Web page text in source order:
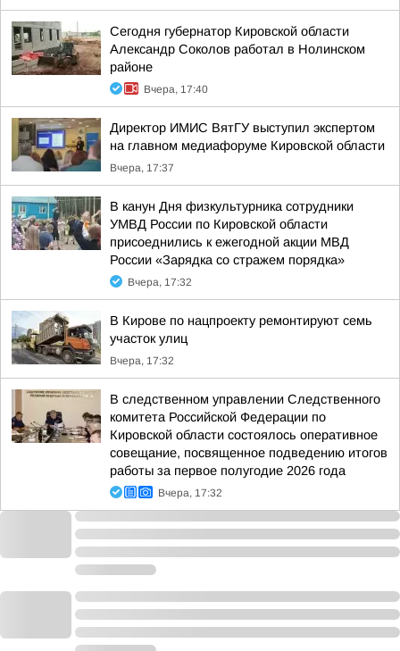
Сегодня губернатор Кировской области
Александр Соколов работал в Нолинском
районе
Вчера, 17:40
Директор ИМИС ВятГУ выступил экспертом
на главном медиафоруме Кировской области
Вчера, 17:37
В канун Дня физкультурника сотрудники
УМВД России по Кировской области
присоеднились к ежегодной акции МВД
России «Зарядка со стражем порядка»
Вчера, 17:32
В Кирове по нацпроекту ремонтируют семь
участок улиц
Вчера, 17:32
В следственном управлении Следственного
комитета Российской Федерации по
Кировской области состоялось оперативное
совещание, посвященное подведению итогов
работы за первое полугодие 2026 года
Вчера, 17:32